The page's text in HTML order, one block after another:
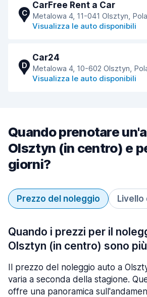
C
CarFree Rent a Car
Metalowa 4, 11-041 Olsztyn,
Visualizza le auto disponibili
D
Car24
Metalowa 4, 10-602 Olsztyn,
Visualizza le auto disponibili
Quando prenotare
Olsztyn (in centro) e
giorni?
Prezzo del noleggio
Quando i prezzi per il
Olsztyn (in centro) sono
Il prezzo del noleggio auto a
varia a seconda della stagione.
offre una panoramica